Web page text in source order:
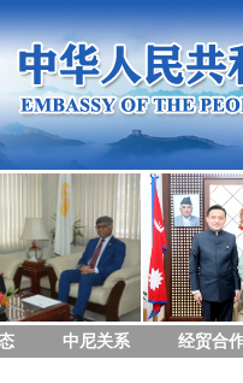
中尼关系 经贸合